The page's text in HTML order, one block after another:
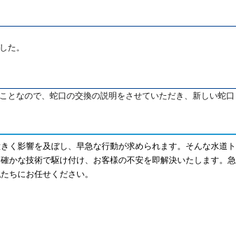
た。
となので、蛇口の交換の説明をさせていただき、新しい蛇口
く影響を及ぼし、早急な行動が求められます。そんな水道ト
かな技術で駆け付け、お客様の不安を即解決いたします。急
ちにお任せください。